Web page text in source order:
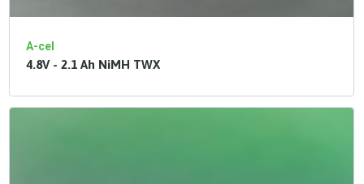
A-cel
4.8V - 2.1 Ah NiMH TWX